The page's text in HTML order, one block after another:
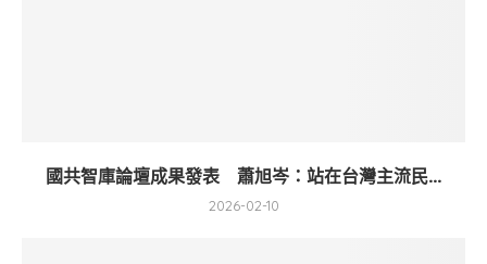
國共智庫論壇成果發表 蕭旭岑：站在台灣主流民...
2026-02-10